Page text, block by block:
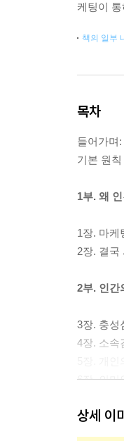
케팅이
책의 일부
목차
들어가며
기본 원칙
1부. 왜
1장. 마케
2장. 결국
2부. 인간
3장. 충성
4장. 소속
6장. 의미
3부. 인간
상세 이